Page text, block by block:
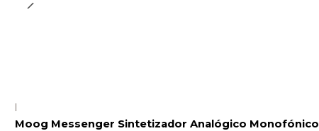
Moog Messenger Sintetizador Analógico Monofónico